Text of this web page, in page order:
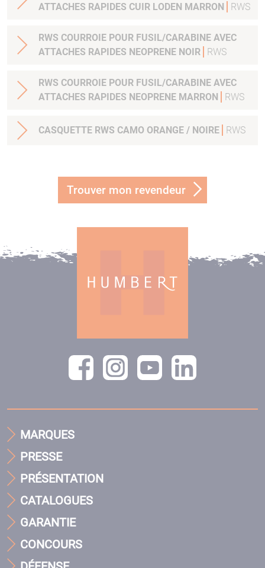
ATTACHES RAPIDES CUIR LODEN MARRON
RWS
RWS COURROIE POUR FUSIL/CARABINE AVEC
ATTACHES RAPIDES NEOPRENE NOIR
RWS
RWS COURROIE POUR FUSIL/CARABINE AVEC
ATTACHES RAPIDES NEOPRENE MARRON
RWS
CASQUETTE RWS CAMO ORANGE / NOIRE RWS
Trouver mon revendeur
MARQUES
PRESSE
PRÉSENTATION
CATALOGUES
GARANTIE
CONCOURS